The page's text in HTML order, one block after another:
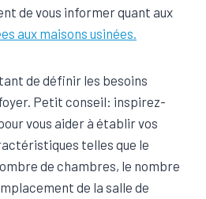
de vous informer quant aux
aux maisons usinées
de définir les besoins
Petit conseil: inspirez-
vous aider à établir vos
telles que le
de chambres, le nombre
de la salle de